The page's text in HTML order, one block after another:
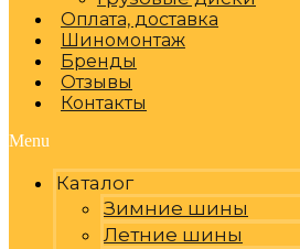
Оплата, доставка
Шиномонтаж
Бренды
Отзывы
Контакты
Menu
Каталог
Зимние шины
Летние шины